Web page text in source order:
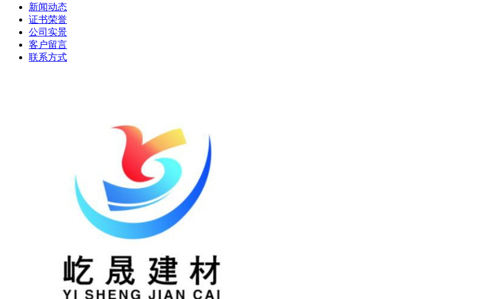
新闻动态
证书荣誉
公司实景
客户留言
联系方式